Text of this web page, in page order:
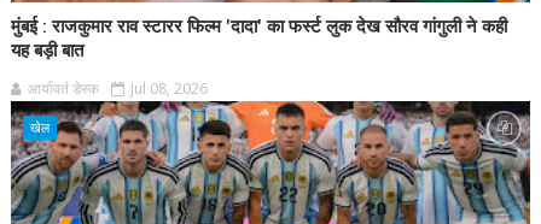
मुंबई : राजकुमार राव स्टारर फिल्म 'दादा' का फर्स्ट लुक देख सौरव गांगुली ने कही
यह बड़ी बात
आर्यावर्त डेस्क Jul 08, 2026
खेल